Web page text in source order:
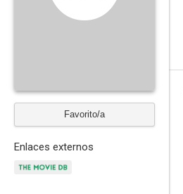
Favorito/a
Enlaces externos